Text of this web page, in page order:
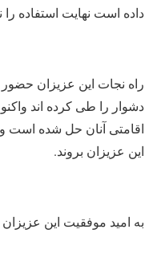
داده است نهایت استفاده را
راه نجات این عزیزان
دشوار را طی کرده اند
اقامتی آنان حل شده است
این عزیزان بروند.
به امید موفقیت این عزیزان